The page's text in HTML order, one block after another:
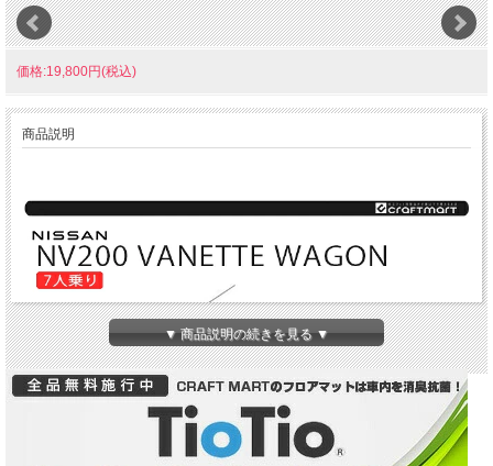
価格:19,800円(税込)
商品説明
▼ 商品説明の続きを見る ▼